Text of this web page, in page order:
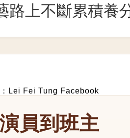
路上不斷累積養
Lei Fei Tung Facebook
員到班主